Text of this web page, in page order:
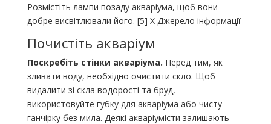
Розмістіть лампи позаду акваріума, щоб вони
добре висвітлювали його. [5] X Джерело інформації
Почистіть акваріум
Поскребіть стінки акваріума. Перед тим, як
зливати воду, необхідно очистити скло. Щоб
видалити зі скла водорості та бруд,
використовуйте губку для акваріума або чисту
ганчірку без мила. Деякі акваріумісти залишають